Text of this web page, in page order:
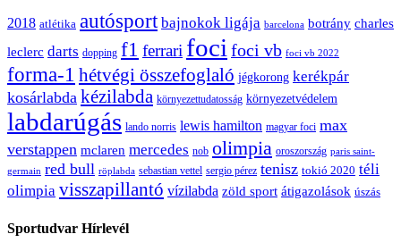
2018 atlétika autósport bajnokok ligája barcelona botrány charles
leclerc darts dopping f1 ferrari focifoci vb foci vb 2022
forma-1 hétvégi összefoglaló jégkorong kerékpár
kosárlabda kézilabda környezettudatosság környezetvédelem
labdarúgás lando norris lewis hamilton magyar foci max
verstappen mclaren mercedes nob olimpia oroszország paris saint-
germain red bull röplabda sebastian vettel sergio pérez tenisz tokió 2020 téli
olimpia visszapillantó vízilabda zöld sport átigazolások úszás
Sportudvar Hírlevél